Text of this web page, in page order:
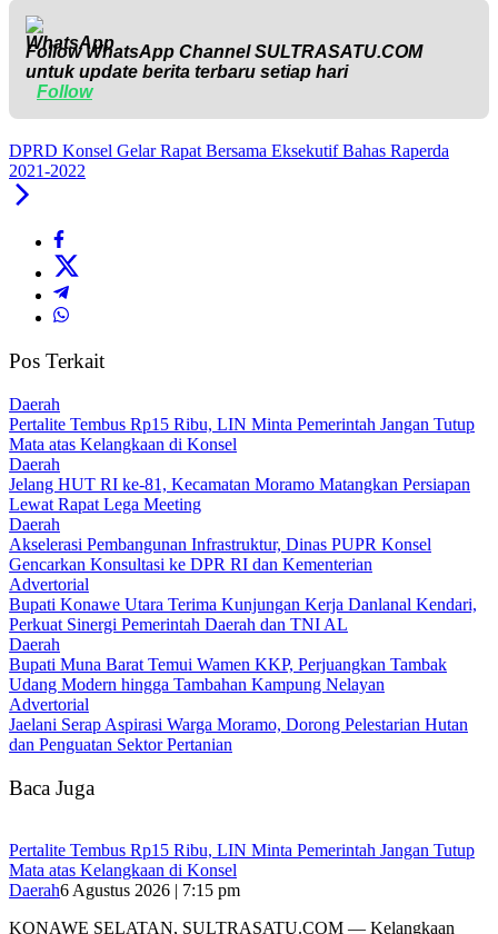
Follow WhatsApp ChannelSULTRASATU.COM
untuk update berita terbaru setiap hari
Follow
DPRD Konsel Gelar Rapat Bersama Eksekutif Bahas Raperda
2021-2022
Pos Terkait
Daerah
‎Pertalite Tembus Rp15 Ribu, LIN Minta Pemerintah Jangan Tutup
Mata atas Kelangkaan di Konsel
Daerah
‎Jelang HUT RI ke-81, Kecamatan Moramo Matangkan Persiapan
Lewat Rapat Lega Meeting
Daerah
Akselerasi Pembangunan Infrastruktur, Dinas PUPR Konsel
Gencarkan Konsultasi ke DPR RI dan Kementerian
Advertorial
Bupati Konawe Utara Terima Kunjungan Kerja Danlanal Kendari,
Perkuat Sinergi Pemerintah Daerah dan TNI AL
Daerah
‎Bupati Muna Barat Temui Wamen KKP, Perjuangkan Tambak
Udang Modern hingga Tambahan Kampung Nelayan
Advertorial
Jaelani Serap Aspirasi Warga Moramo, Dorong Pelestarian Hutan
dan Penguatan Sektor Pertanian
Baca Juga
‎Pertalite Tembus Rp15 Ribu, LIN Minta Pemerintah Jangan Tutup
Mata atas Kelangkaan di Konsel
Daerah6 Agustus 2026 | 7:15 pm
‎KONAWE SELATAN, SULTRASATU.COM — Kelangkaan